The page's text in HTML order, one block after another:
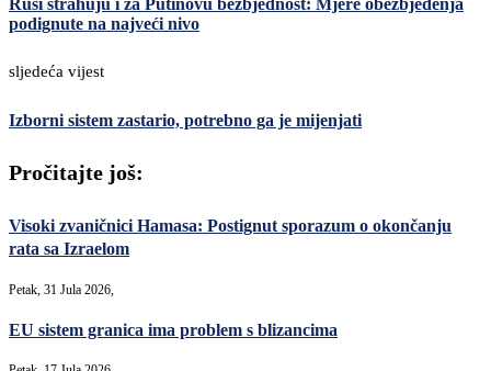
podignute na najveći nivo
sljedeća vijest
Izborni sistem zastario, potrebno ga je mijenjati
Pročitajte još:
Visoki zvaničnici Hamasa: Postignut sporazum o okončanju
rata sa Izraelom
Petak, 31 Jula 2026,
EU sistem granica ima problem s blizancima